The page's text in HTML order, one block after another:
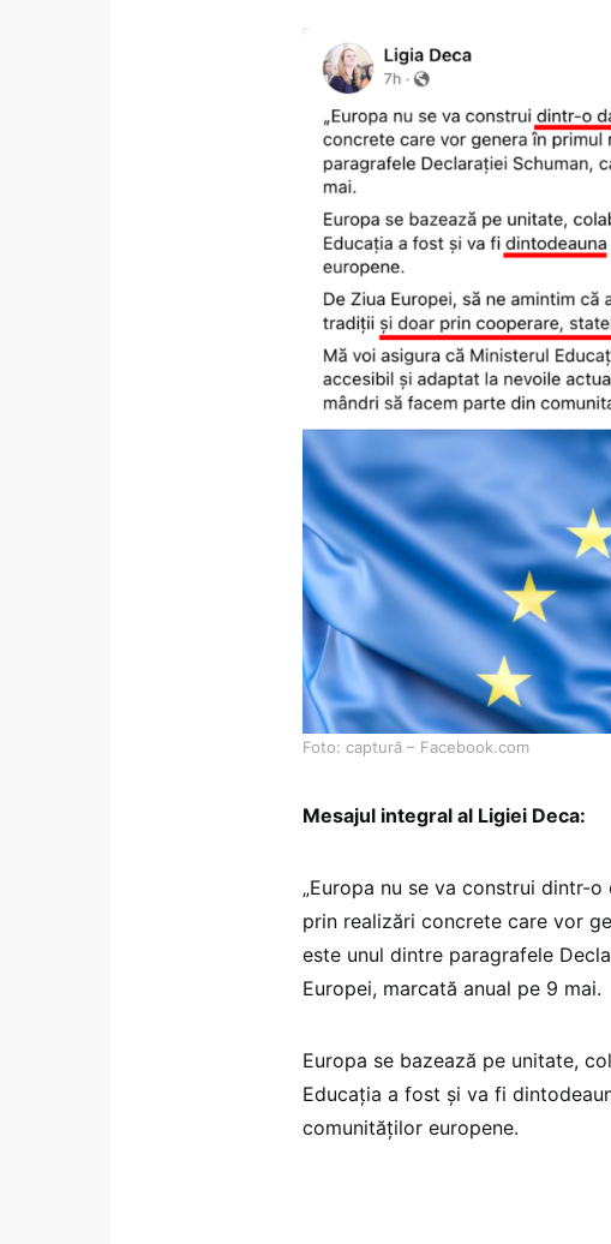
Foto: captură – Facebook.com
Mesajul integral al Ligiei Deca:
„Europa nu se va construi dintr-
prin realizări concrete care vor
este unul dintre paragrafele
Europei, marcată anual pe 9 mai.
Europa se bazează pe unitate,
Educația a fost și va fi
comunităților europene.